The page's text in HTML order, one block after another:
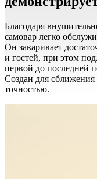
Благодаря
самовар легко
Он заваривает
и гостей, при этом
первой до последней
Создан для
точностью.